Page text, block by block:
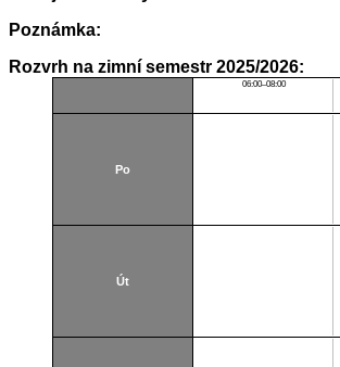
Poznámka:
Rozvrh na zimní semestr 2025/2026:
06:00–08:00
Po
Út